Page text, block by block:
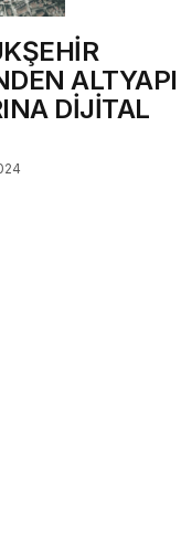
ALTYAPI
DİJİTAL